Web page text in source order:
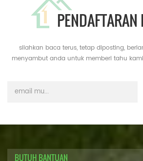
silahkan baca terus, tetap diposting,
menyambut anda untuk memberi tahu
BUTUH BANTUAN